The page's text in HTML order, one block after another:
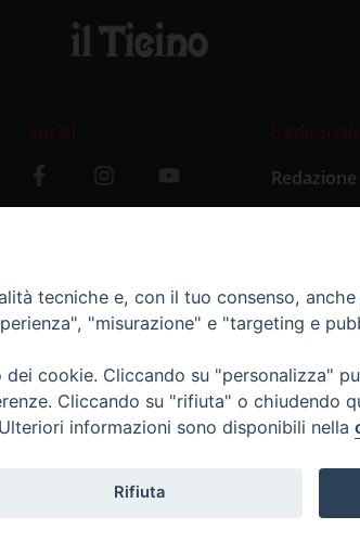
Social
L’editoriale
Redazione
Storia
- amministrazione@ilticino.it -
tecniche e, con il tuo consenso,
"misurazione" e "targeting e
cookie. Cliccando su "personalizza"
Cliccando su "rifiuta" o chiudendo
informazioni sono disponibili nella
Rifiuta